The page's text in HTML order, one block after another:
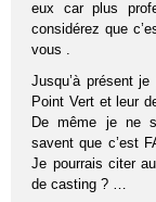
eux car plus
considérez que
vous .
Jusqu’à présent
Point Vert et leur
De même je ne
savent que c’est
Je pourrais citer
de casting ? …